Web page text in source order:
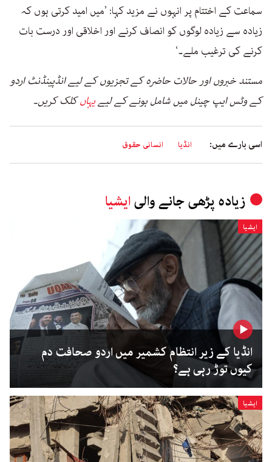
سماعت کے اختتام پر انہوں نے مزید کہا: ’میں امید کرتی ہوں کہ
زیادہ سے زیادہ لوگوں کو انصاف کرنے اور اخلاقی اور درست بات
کرنے کی ترغیب ملے۔‘
مستند خبروں اور حالات حاضرہ کے تجزیوں کے لیے انڈپینڈنٹ اردو
کے وٹس ایپ چینل میں شامل ہونے کے لیےیہاںکلک کریں۔
اسی بارے میں: انڈیا انسانی حقوق
زیادہ پڑھی جانے والیایشیا
ایشیا
انڈیا کے زیر انتظام کشمیر میں اردو صحافت دم
کیوں توڑ رہی ہے؟
ایشیا